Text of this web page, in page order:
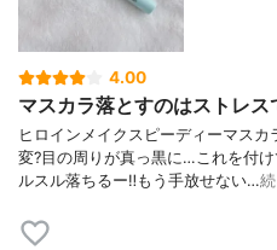
4.00
マスカラ落とすのはストレ
ヒロインメイクスピーディーマス
変?目の周りが真っ黒に…これを付
ルスル落ちるー‼️もう手放せない…